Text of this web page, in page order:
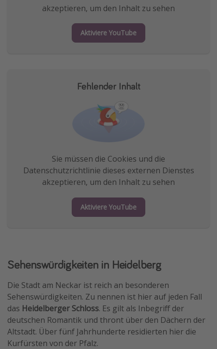
akzeptieren, um den Inhalt zu sehen
Aktiviere YouTube
Fehlender Inhalt
Sie müssen die Cookies und die
Datenschutzrichtlinie dieses externen Dienstes
akzeptieren, um den Inhalt zu sehen
Aktiviere YouTube
Sehenswürdigkeiten in Heidelberg
Die Stadt am Neckar ist reich an besonderen
Sehenswürdigkeiten. Zu nennen ist hier auf jeden Fall
das Heidelberger Schloss. Es gilt als Inbegriff der
deutschen Romantik und thront über den Dächern der
Altstadt. Über fünf Jahrhunderte residierten hier die
Kurfürsten von der Pfalz.